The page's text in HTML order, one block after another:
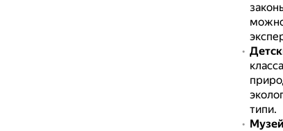
типи.